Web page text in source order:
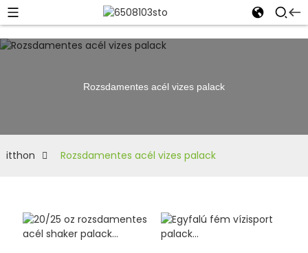
Rozsdamentes acél vizes palack
itthon Rozsdamentes acél vizes palack